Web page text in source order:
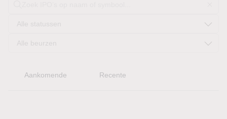
Aankomende Recente